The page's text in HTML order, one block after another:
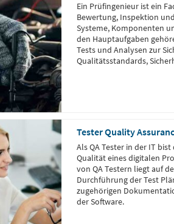
Ein Prüfingenieur ist ein
Bewertung, Inspektion
Systeme, Komponenten
den Hauptaufgaben
Tests und Analysen zur
Qualitätsstandards,
Tester Quality
Als QA Tester in der IT
Qualität eines digitalen
von QA Testern liegt auf
Durchführung der Test
zugehörigen
der Software.